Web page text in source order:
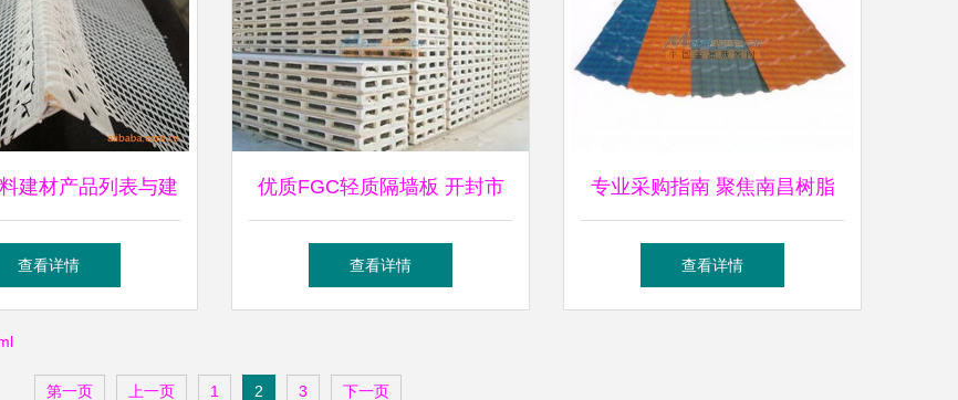
建材产品列表与建
筑应用解析
查看详情
优质FGC轻质隔墙板 开封市
鼎瑞新型建筑材料供应与濮阳
查看详情
专业采购指南 聚焦南昌树脂
瓦厂家，探寻莆田地区优质建
查看详情
第一页 上一页 1 2 3 下一页